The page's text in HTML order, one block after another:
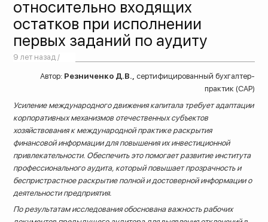
относительно входящих
остатков при исполнении
первых заданий по аудиту
9 лет назад /
Автор: Резниченко Д.В., сертифицированный бухгалтер-
практик (CAP)
Усиление международного движения капитала требует адаптации
корпоративных механизмов отечественных субъектов
хозяйствования к международной практике раскрытия
финансовой информации для повышения их инвестиционной
привлекательности. Обеспечить это помогает развитие института
профессионального аудита, который повышает прозрачность и
беспристрастное раскрытие полной и достоверной информации о
деятельности предприятия.
По результатам исследования обоснована важность рабочих